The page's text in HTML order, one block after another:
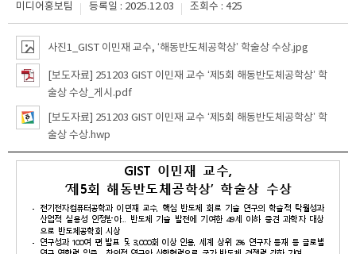
미디어홍보팀 등록일 : 2025.12.03 조회수 : 425
사진1_GIST 이민재 교수, ‘해동반도체공학상’ 학술상 수상.jpg
[보도자료] 251203 GIST 이민재 교수 ‘제5회 해동반도체공학상’ 학
술상 수상_게시.pdf
[보도자료] 251203 GIST 이민재 교수 ‘제5회 해동반도체공학상’ 학
술상 수상.hwp